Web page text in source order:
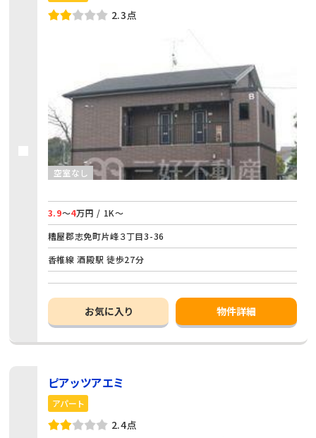
2.3点
空室なし
3.9～4万円 / 1K～
糟屋郡志免町片峰３丁目3-36
香椎線 酒殿駅 徒歩27分
お気に入り 物件詳細
ピアッツアエミ
アパート
2.4点